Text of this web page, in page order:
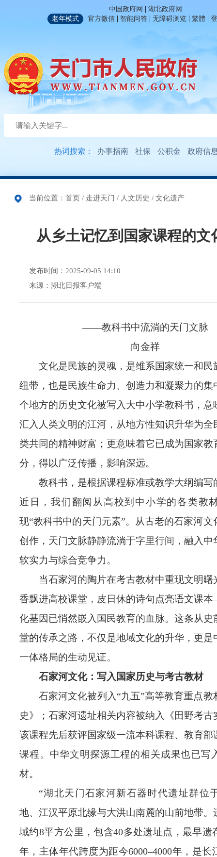
中国政府网 | 湖北政府网
老年模式
官方微信 | 智能问答 | 无障碍浏览 | 繁體 |
热词搜索： 办事指南 社保 公积金 政府信
当前位置： 首页 / 走进天门 / 人文历史 / 文化遗产
从乡土记忆到国家课程的文
发布时间：2025-09-05 14:10
来源：湖北日报客户端
——教科书中流淌的天门文脉
向金祥
文化是民族的灵魂，是维系国家统一和民
纽带，也是民族生命力、创造力和凝聚力的集
个地方的历史文化被写入大中小学教科书，意
汇入人类文明的江河，从地方性知识升华为全
类共同的精神财富；更意味着它已成为国家教
分，得以广泛传播，影响深远。
教科书，是根据课程标准或教学大纲编写
近日，我们翻阅从高校到中小学的各类教
现“教科书中的天门元素”。从古老的石家河文
创作，天门文脉静静流淌于字里行间，融入中
软实力与综合竞争力。
当石家河的陶片在考古教材中重现文明曙
香飘进高校课堂，皮日休的诗句点亮语文课
化基因已悄然嵌入国民教育的血脉。这条从史
堂的传承之路，不仅是地域文化的升华，更是
一体格局的生动见证。
石家河文化：写入国家历史与考古教材
石家河文化被列入“九五”高等教育重点教
史》；石家河遗址相关内容被纳入《田野考古
该课程先后获评国家级一流本科课程、教育部
课程。中华文明探源工程的相关成果也已写
材。
“湖北天门石家河新石器时代遗址群位
地、江汉平原北缘与大洪山南麓的山前地带。
域约8平方公里，包含40多处遗址点，最早遗
年，主体年代跨度为距今6000–4000年，是长